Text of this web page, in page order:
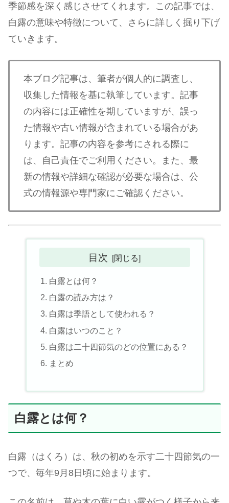
季節感を深く感じさせてくれます。この記事では、
白露の意味や特徴について、さらに詳しく掘り下げ
ていきます。
本ブログ記事は、筆者が個人的に調査し、
収集した情報を基に執筆しています。記事
の内容には正確性を期していますが、誤っ
た情報や古い情報が含まれている場合があ
ります。記事の内容を参考にされる際に
は、自己責任でご利用ください。また、最
新の情報や詳細な確認が必要な場合は、公
式の情報源や専門家にご確認ください。
目次
白露とは何？
白露の読み方は？
白露は季語として使われる？
白露はいつのこと？
白露は二十四節気のどの位置にある？
まとめ
白露とは何？
白露（はくろ）は、秋の初めを示す二十四節気の一
つで、毎年9月8日頃に始まります。